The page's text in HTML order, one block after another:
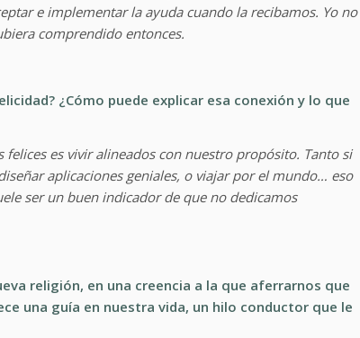
e implementar la ayuda cuando la recibamos. Yo no
comprendido entonces.
¿Cómo puede explicar esa conexión y lo que
felices es vivir alineados con nuestro propósito. Tanto si
aplicaciones geniales, o viajar por el mundo… eso
ser un buen indicador de que no dedicamos
religión, en una creencia a la que aferrarnos que
una guía en nuestra vida, un hilo conductor que le